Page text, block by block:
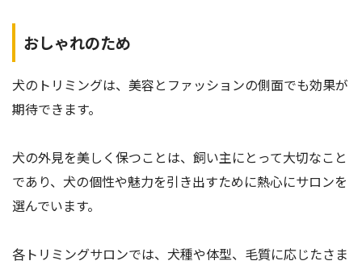
おしゃれのため
犬のトリミングは、美容とファッションの側面でも効果が
期待できます。
犬の外見を美しく保つことは、飼い主にとって大切なこと
であり、犬の個性や魅力を引き出すために熱心にサロンを
選んでいます。
各トリミングサロンでは、犬種や体型、毛質に応じたさま